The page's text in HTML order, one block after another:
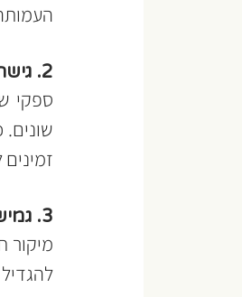
2. גישה למומחיות
3. גמישות תפעולית